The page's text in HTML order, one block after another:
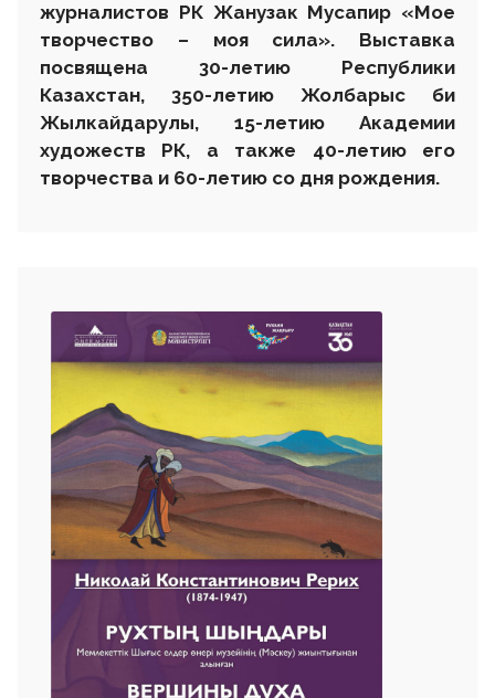
журналистов РК Жанузак Мусапир «Мое
творчество – моя сила». Выставка
посвящена 30-летию Республики
Казахстан, 350-летию Жолбарыс би
Жылкайдарулы, 15-летию Академии
художеств РК, а также 40-летию его
творчества и 60-летию со дня рождения.